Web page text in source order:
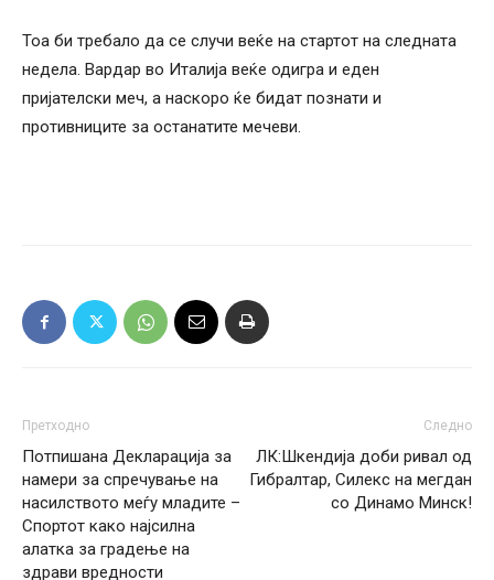
Тоа би требало да се случи веќе на стартот на следната
недела. Вардар во Италија веќе одигра и еден
пријателски меч, а наскоро ќе бидат познати и
противниците за останатите мечеви.
Претходно
Потпишана Декларација за
намери за спречување на
насилството меѓу младите –
Спортот како најсилна
алатка за градење на
здрави вредности
Следно
ЛК:Шкендија доби ривал од
Гибралтар, Силекс на мегдан
со Динамо Минск!